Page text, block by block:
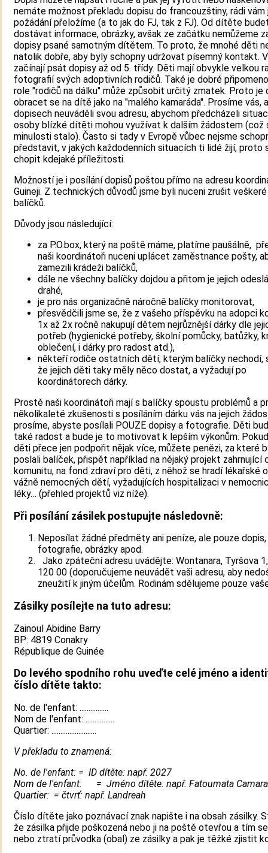
nemáte možnost překladu dopisu do francouzštiny, rádi vám
požádání přeložíme (a to jak do FJ, tak z FJ). Od dítěte
dostávat informace, obrázky, avšak ze začátku nemůžeme
dopisy psané samotným dítětem. To proto, že mnohé děti
natolik dobře, aby byly schopny udržovat písemný kontakt.
začínají psát dopisy až od 5. třídy. Děti mají obvykle velkou
fotografií svých adoptivních rodičů. Také je dobré
role "rodičů na dálku" může způsobit určitý zmatek. Proto je
obracet se na dítě jako na "malého kamaráda". Prosíme vás,
dopisech neuváděli svou adresu, abychom předcházeli
osoby blízké dítěti mohou využívat k dalším žádostem (což
minulosti stalo). Často si tady v Evropě vůbec nejsme
představit, v jakých každodenních situacích ti lidé žijí, proto
chopit kdejaké příležitosti.
Možností je i posílání dopisů poštou přímo na adresu
Guineji. Z technických důvodů jsme byli nuceni zrušit
balíčků.
Důvody jsou následující:
za P.O.box, který na poště máme, platíme paušálně,
naši koordinátoři nuceni uplácet zaměstnance pošty,
zamezili krádeži balíčků,
dále ne všechny balíčky dojdou a přitom je jejich
drahé,
je pro nás organizačně náročně balíčky monitorovat,
přesvědčili jsme se, že z vašeho příspěvku na adopci
1x až 2x ročně nakupují dětem nejrůznější dárky dle
potřeb (hygienické potřeby, školní pomůcky, batůžky,
oblečení, i dárky pro radost atd.),
někteří rodiče ostatních dětí, kterým balíčky nechodí,
že jejich děti taky měly něco dostat, a vyžadují po
koordinátorech dárky.
Prostě naši koordinátoři mají s balíčky spoustu problémů a
několikaleté zkušenosti s posíláním dárku vás na jejich
prosíme, abyste posílali POUZE dopisy a fotografie. Děti
také radost a bude je to motivovat k lepším výkonům.
děti přece jen podpořit nějak více, můžete penězi, za které
poslali balíček, přispět například na nějaký projekt zahrnující
komunitu, na fond zdraví pro děti, z něhož se hradí lékařské
vážně nemocných dětí, vyžadujících hospitalizaci v
léky… (přehled projektů viz níže).
Při posílání zásilek postupujte následovně:
Neposílat žádné předměty ani peníze, ale pouze dopis,
fotografie, obrázky apod.
Jako zpáteční adresu uvádějte: Wontanara, Tyršova
120 00 (doporučujeme neuvádět vaši adresu, aby
zneužití k jiným účelům. Rodinám sdělujeme pouze
Zásilky posílejte na tuto adresu:
Zainoul Abidine Barry
BP: 4819 Conakry
République de Guinée
Do levého spodního rohu uveďte celé jméno a
číslo dítěte takto:
No. de l'enfant: ................
Nom de l'enfant: ................
Quartier: .........................
V překladu to znamená:
No. de l'enfant: = ID dítěte: např. 2027
Nom de l'enfant: = Jméno dítěte: např. Fatoumata Camara
Quartier: = čtvrť: např. Landreah
Číslo dítěte jako poznávací znak napište i na obsah zásilky.
že zásilka přijde poškozená nebo ji na poště otevřou a tím
nebo ztratí průvodka (obal) ze zásilky a pak je těžké zjistit